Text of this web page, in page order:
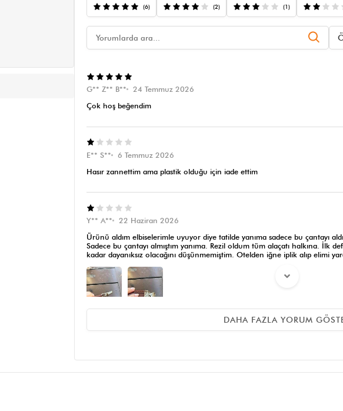
(6) (2) (1)
G** Z** B**
24 Temmuz 2026
Çok hoş beğendim
E** S**
6 Temmuz 2026
Hasır zannettim ama plastik olduğu için iade ettim
Y** A**
22 Haziran 2026
Ürünü aldım elbiselerimle uyuyor diye tatilde yanıma sadece bu çantayı
Sadece bu çantayı almıştım yanıma. Rezil oldum tüm alaçatı halkına. İlk
kadar dayanıksız olacağını düşünmemiştim. Otelden iğne iplik alıp elimi
DAHA FAZLA YORUM